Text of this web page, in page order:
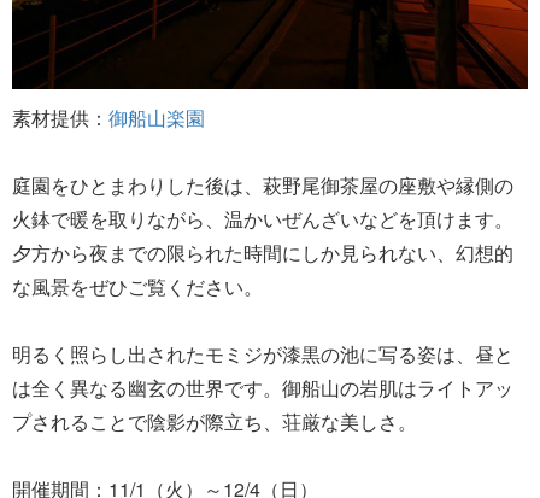
素材提供： 御船山楽園
庭園をひとまわりした後は、萩野尾御茶屋の座敷や縁側の
火鉢で暖を取りながら、温かいぜんざいなどを頂けます。
夕方から夜までの限られた時間にしか見られない、幻想的
な風景をぜひご覧ください。
明るく照らし出されたモミジが漆黒の池に写る姿は、昼と
は全く異なる幽玄の世界です。御船山の岩肌はライトアッ
プされることで陰影が際立ち、荘厳な美しさ。
開催期間：11/1（火）～12/4（日）